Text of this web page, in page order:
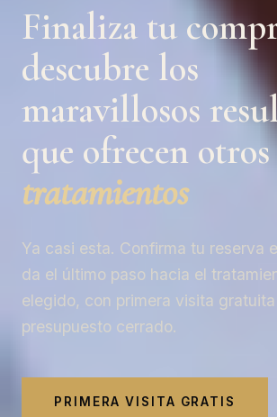
Finaliza tu
descubre los
maravillosos
que ofrecen otros
tratamientos
Ya casi esta. Confirma tu reserva
da el último paso hacia el
elegido, con primera visita
presupuesto cerrado.
PRIMERA VISITA GRATIS